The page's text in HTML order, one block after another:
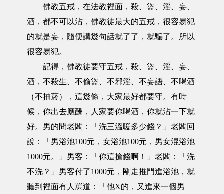
佛教五戒，在法教裡面，殺、盜、淫、妄、
酒，都不可以沾，佛教徒最大的五戒，很容易犯
的就是妄，隨便講幾句話就了了，就騙了。所以
很容易犯。
記得，佛教徒要守五戒，殺、盜、淫、妄、
酒，不殺生、不偷盜、不邪淫、不妄語、不喝酒
（不抽菸），這幾條，大家最好都要守。有時
候，你出去應酬，人家要你喝酒，你就沾一下就
好。男的問老闆：「洗三溫暖多少錢？」老闆回
說：「男浴池100元，女浴池100元，男女混浴池
1000元。」男客：「你這搶錢啊！」老闆：「洗
不洗？」男客付了1000元，剛走推門進浴池，就
聽到裡面有人罵道：「他X的，又進來一個男